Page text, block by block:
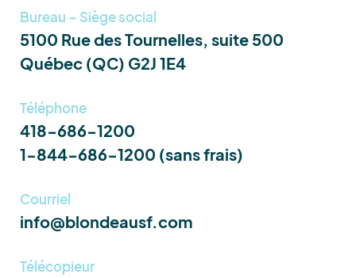
Bureau – Siège social
5100 Rue des Tournelles, suite 500
Québec (QC) G2J 1E4
Téléphone
418-686-1200
1-844-686-1200 (sans frais)
Courriel
info@blondeausf.com
Télécopieur